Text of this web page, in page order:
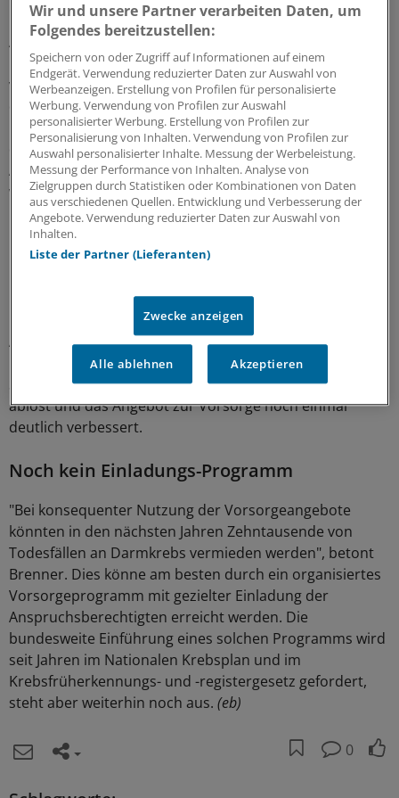
Das Risiko, an Darmkrebs zu sterben, steigt bis ins hohe
Alter kontinuierlich an. Deshalb ist in der Gruppe der 70-
bis 79-Jährigen sowohl die Zahl der potenziell
vermeidbaren Todesfälle als auch die der tatsächlich
durch die Koloskopie vermiedenen Fälle am höchsten.
Unter den 55- bis 59-Jährigen hingegen treten zwar
deutlich weniger Darmkrebsfälle auf, da aber in dieser
Altersgruppe seltener eine Koloskopie durchgeführt
wurde (46 Prozent), konnte die Untersuchung hier auch
nur etwa jeden vierten Todesfall verhindern.
Hermann Brenner und sein Team konnten bereits im
Qualitätsstandards der Schutzeffekt der Vorsorge-
Koloskopie in Deutschland sehr hoch ist. Seit dem 1.
April 2017 können gesetzlich Versicherte nun auch einen
neuen immunologischen Test auf verborgenes Blut im
Stuhl nutzen, der den herkömmlichen chemischen Test
ablöst und das Angebot zur Vorsorge noch einmal
deutlich verbessert.
Noch kein Einladungs-Programm
"Bei konsequenter Nutzung der Vorsorgeangebote
könnten in den nächsten Jahren Zehntausende von
Todesfällen an Darmkrebs vermieden werden", betont
Brenner. Dies könne am besten durch ein organisiertes
Vorsorgeprogramm mit gezielter Einladung der
Anspruchsberechtigten erreicht werden. Die
bundesweite Einführung eines solchen Programms wird
seit Jahren im Nationalen Krebsplan und im
Krebsfrüherkennungs- und -registergesetz gefordert,
steht aber weiterhin noch aus. (eb)
0
Wir und unsere Partner verarbeiten Daten, um
Folgendes bereitzustellen:
Speichern von oder Zugriff auf Informationen auf einem
Endgerät. Verwendung reduzierter Daten zur Auswahl von
Werbeanzeigen. Erstellung von Profilen für personalisierte
Werbung. Verwendung von Profilen zur Auswahl
personalisierter Werbung. Erstellung von Profilen zur
Personalisierung von Inhalten. Verwendung von Profilen zur
Auswahl personalisierter Inhalte. Messung der Werbeleistung.
Messung der Performance von Inhalten. Analyse von
Zielgruppen durch Statistiken oder Kombinationen von Daten
aus verschiedenen Quellen. Entwicklung und Verbesserung der
Angebote. Verwendung reduzierter Daten zur Auswahl von
Inhalten.
Liste der Partner (Lieferanten)
Zwecke anzeigen
Alle ablehnen Akzeptieren